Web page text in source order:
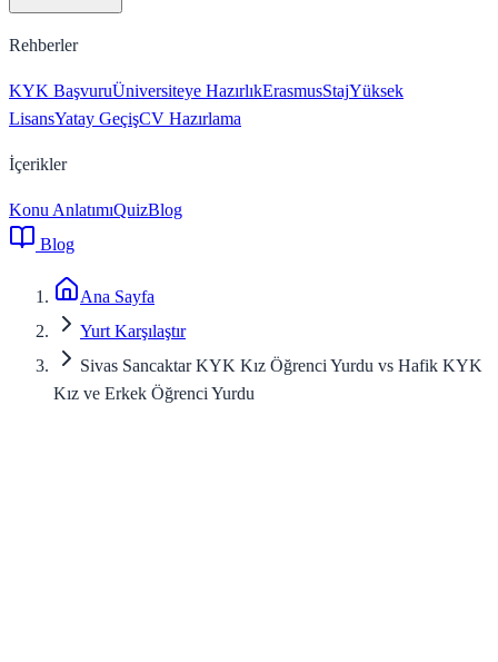
Rehberler
KYK BaşvuruÜniversiteye HazırlıkErasmusStajYüksek
LisansYatay GeçişCV Hazırlama
İçerikler
Konu AnlatımıQuizBlog
Blog
Ana Sayfa
Yurt Karşılaştır
Sivas Sancaktar KYK Kız Öğrenci Yurdu vs Hafik KYK
Kız ve Erkek Öğrenci Yurdu